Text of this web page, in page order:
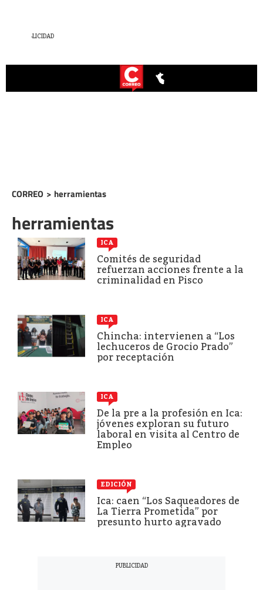
CORREO > herramientas
herramientas
ICA
Comités de seguridad
refuerzan acciones frente a la
criminalidad en Pisco
ICA
Chincha: intervienen a “Los
lechuceros de Grocio Prado”
por receptación
ICA
De la pre a la profesión en Ica:
jóvenes exploran su futuro
laboral en visita al Centro de
Empleo
EDICIÓN
Ica: caen “Los Saqueadores de
La Tierra Prometida” por
presunto hurto agravado